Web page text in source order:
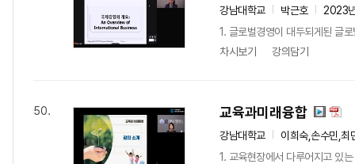
강남대학교 박근호
2023
1. 글로벌경영이 대두되게된 글
차시보기
강의담기
50. 교육과미래융합
강남대학교
이희숙,손수민,최
1. 교육현장에서 다루어지고 있